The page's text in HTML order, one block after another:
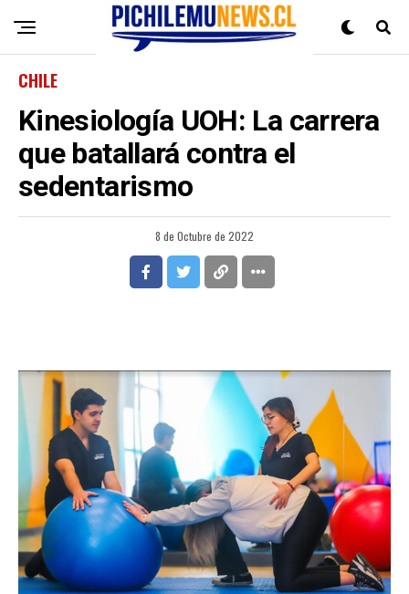
CHILE
Kinesiología UOH: La carrera
que batallará contra el
sedentarismo
8 de Octubre de 2022